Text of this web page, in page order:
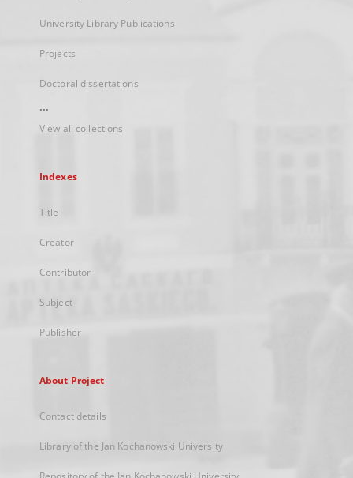
University Library Publications
Projects
Doctoral dissertations
...
View all collections
Indexes
Title
Creator
Contributor
Subject
Publisher
About Project
Contact details
Library of the Jan Kochanowski University